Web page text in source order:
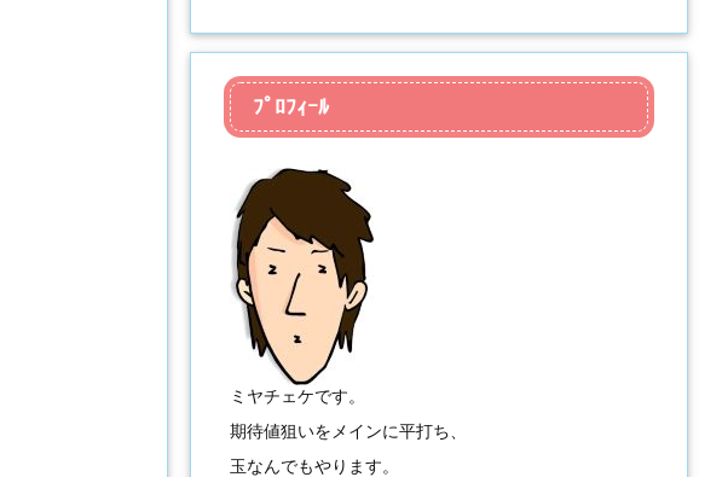
ﾌﾟﾛﾌｨｰﾙ
ミヤチェケです。
期待値狙いをメインに平打ち、
玉なんでもやります。